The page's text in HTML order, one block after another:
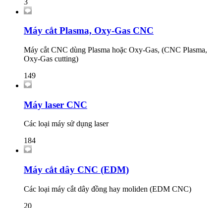
Máy cắt Plasma, Oxy-Gas CNC
Máy cắt CNC dùng Plasma hoặc Oxy-Gas, (CNC Plasma,
Oxy-Gas cutting)
149
Máy laser CNC
Các loại máy sử dụng laser
184
Máy cắt dây CNC (EDM)
Các loại máy cắt dây đồng hay moliden (EDM CNC)
20